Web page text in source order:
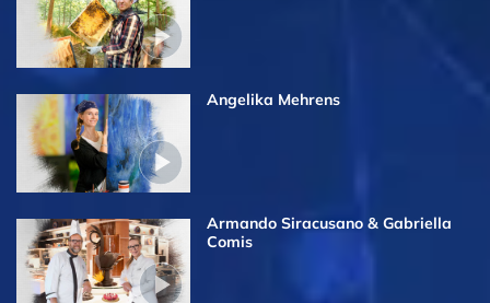
Angelika Mehrens
Armando Siracusano & Gabriella
Comis